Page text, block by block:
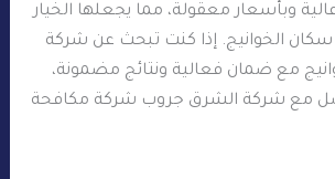
وبأسعار معقولة، مما يجعلها الخيار
سكان الخوانيج. إذا كنت تبحث عن شركة
مع ضمان فعالية ونتائج مضمونة،
مع شركة الشرق جروب شركة مكافحة